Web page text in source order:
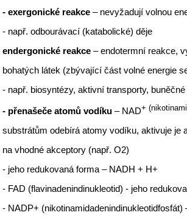
- exergonické reakce – nevyžadují volnou
- např. odbourávací (katabolické) děje
endergonické reakce – endotermní reakce,
bohatých látek (zbývající část volné energie
- např. biosyntézy, aktivní transporty,
- přenašeče atomů vodíku – NAD+
substrátům odebírá atomy vodíku, aktivuje je
na vhodné akceptory (např. O2)
- jeho redukovaná forma – NADH + H+
- FAD (flavinadenindinukleotid) - jeho
- NADP+ (nikotinamidadenindinukleotidfosfát)